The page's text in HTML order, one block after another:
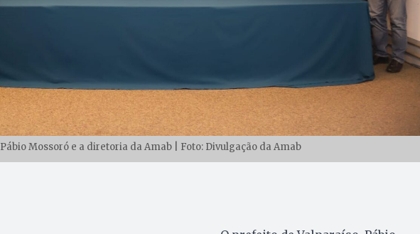
Pábio Mossoró e a diretoria da Amab | Foto: Divulgação da Amab